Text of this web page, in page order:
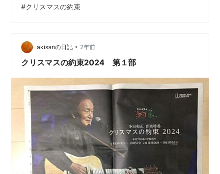
和正のギター１本の伴奏とハモで 「花束を君に」をうた
ってたんですねえ。 すっかり忘れてます。 「冷たい雨」
をうたった山本潤子、 サビの高いところ、昔はもっと突
き抜けた声が出てたな （そこが山本潤子のいちばんええ
とこやのに）とか、 見ていていろいろ思いました。 第１
#クリスマスの約束
akisanの日記 • 2年前
クリスマスの約束2024 第１部